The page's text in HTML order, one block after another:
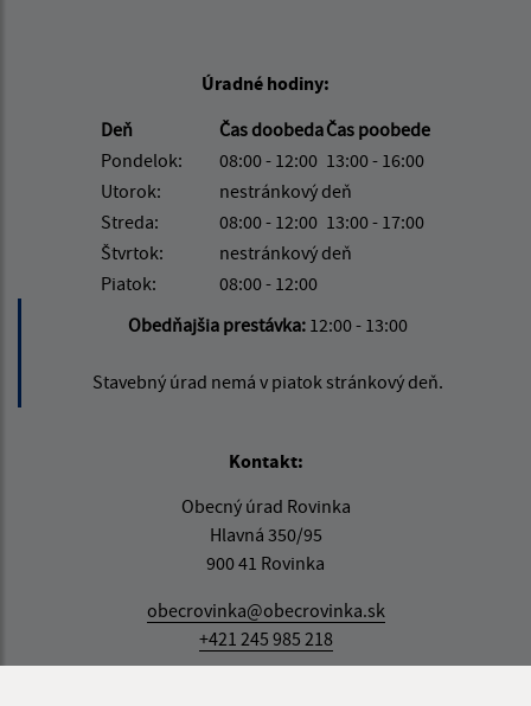
Úradné hodiny:
Deň
Čas doobedaČas poobede
Pondelok:
08:00 - 12:00 13:00 - 16:00
Utorok:
nestránkový deň
Streda:
08:00 - 12:00 13:00 - 17:00
Štvrtok:
nestránkový deň
Piatok:
08:00 - 12:00
Obedňajšia prestávka: 12:00 - 13:00
Stavebný úrad nemá v piatok stránkový deň.
Kontakt:
Obecný úrad Rovinka
Hlavná 350/95
900 41 Rovinka
obecrovinka@obecrovinka.sk
+421 245 985 218